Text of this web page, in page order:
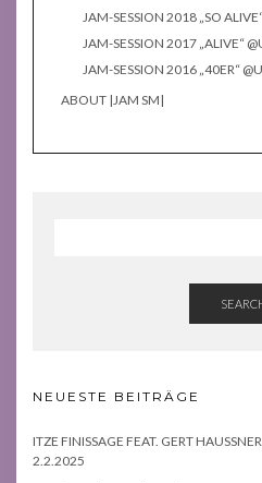
JAM-SESSION 2018 „SO
JAM-SESSION 2017 „ALIVE“
JAM-SESSION 2016 „40ER“
ABOUT |JAM SM|
NEUESTE BEITRÄGE
ITZE FINISSAGE FEAT. GERT
2.2.2025